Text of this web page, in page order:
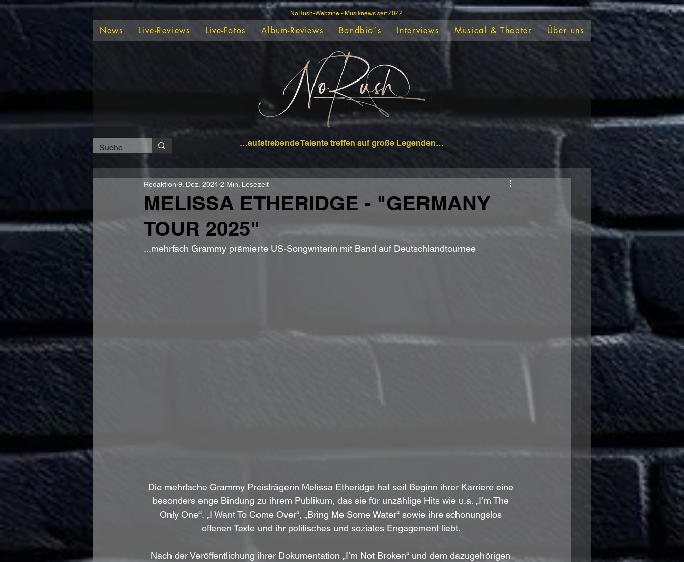
NoRush-Webzine - Musiknews seit 2022
News Live-Reviews Live-Fotos Album-Reviews Bandbio´s Interviews Musical & Theater Über uns
…aufstrebende Talente treffen auf große Legenden…
MELISSA ETHERIDGE - "GERMANY
TOUR 2025"
Redaktion 9. Dez. 2024 2 Min. Lesezeit
...mehrfach Grammy prämierte US-Songwriterin mit Band auf Deutschlandtournee
Die mehrfache Grammy Preisträgerin Melissa Etheridge hat seit Beginn ihrer Karriere eine
besonders enge Bindung zu ihrem Publikum, das sie für unzählige Hits wie u.a. „I’m The
Only One“, „I Want To Come Over“, „Bring Me Some Water“ sowie ihre schonungslos
offenen Texte und ihr politisches und soziales Engagement liebt.
Nach der Veröffentlichung ihrer Dokumentation „I’m Not Broken“ und dem dazugehörigen